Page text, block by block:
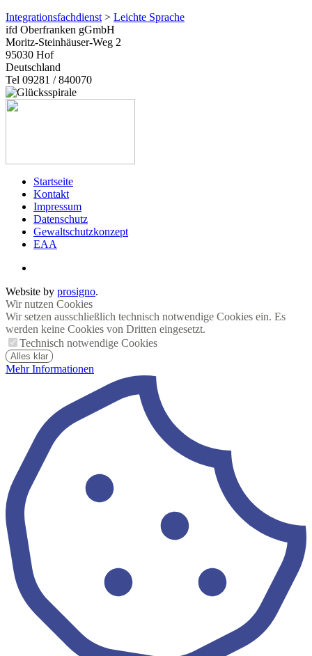
Integrationsfachdienst > Leichte Sprache
ifd Oberfranken gGmbH
Moritz-Steinhäuser-Weg 2
95030 Hof
Deutschland
Tel 09281 / 840070
Startseite
Kontakt
Impressum
Datenschutz
Gewaltschutzkonzept
EAA
Website by prosigno.
Wir nutzen Cookies
Wir setzen ausschließlich technisch notwendige Cookies ein. Es
werden keine Cookies von Dritten eingesetzt.
Technisch notwendige Cookies
Alles klar
Mehr Informationen